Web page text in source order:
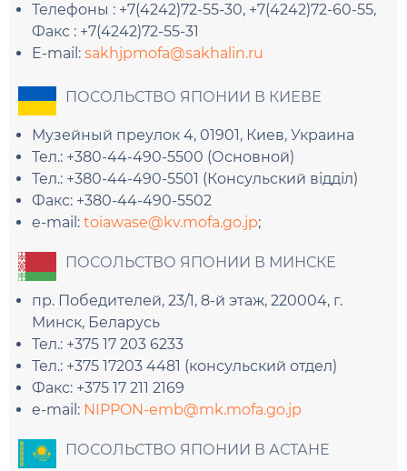
Телефоны : +7(4242)72-55-30, +7(4242)72-60-55,
Факс : +7(4242)72-55-31
E-mail: sakhjpmofa@sakhalin.ru
ПОСОЛЬСТВО ЯПОНИИ В КИЕВЕ
Музейный преулок 4, 01901, Киев, Украина
Тел.: +380-44-490-5500 (Основной)
Тел.: +380-44-490-5501 (Консульский відділ)
Факс: +380-44-490-5502
e-mail: toiawase@kv.mofa.go.jp;
ПОСОЛЬСТВО ЯПОНИИ В МИНСКЕ
пр. Победителей, 23/1, 8-й этаж, 220004, г.
Минск, Беларусь
Тел.: +375 17 203 6233
Тел.: +375 17203 4481 (консульский отдел)
Факс: +375 17 211 2169
e-mail: NIPPON-emb@mk.mofa.go.jp
ПОСОЛЬСТВО ЯПОНИИ В АСТАНЕ